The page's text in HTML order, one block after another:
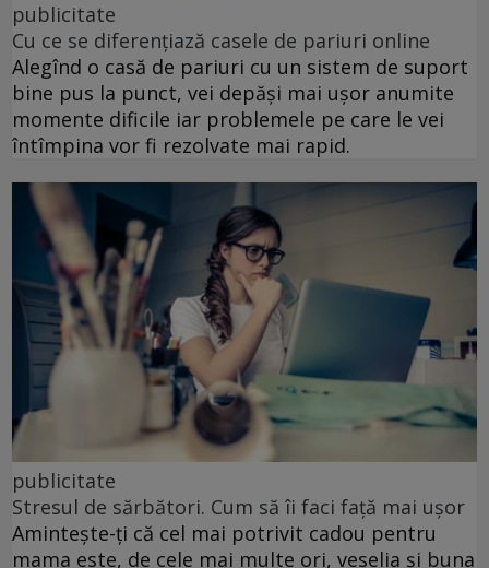
publicitate
Cu ce se diferențiază casele de pariuri online
Alegînd o casă de pariuri cu un sistem de suport
bine pus la punct, vei depăși mai ușor anumite
momente dificile iar problemele pe care le vei
întîmpina vor fi rezolvate mai rapid.
publicitate
Stresul de sărbători. Cum să îi faci față mai ușor
Amintește-ți că cel mai potrivit cadou pentru
mama este, de cele mai multe ori, veselia și buna